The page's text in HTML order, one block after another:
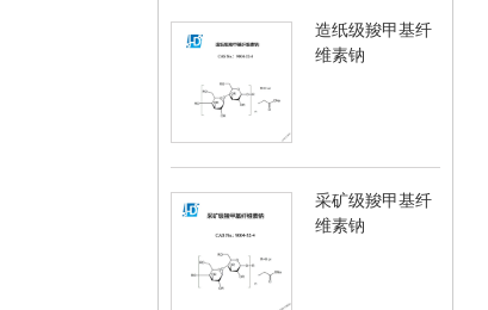
造纸级羧甲基纤
维素钠
采矿级羧甲基纤
维素钠